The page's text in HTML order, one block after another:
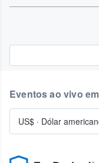
Eventos ao vivo
US$ · Dólar